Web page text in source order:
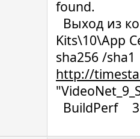
found.
Выход из
Kits\10\App
sha256 /
http://
BuildPerf